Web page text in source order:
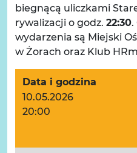
biegnącą uliczkami
rywalizacji o godz. 22:30.
wydarzenia są Miejski
w Żorach oraz Klub
Data i godzina
10.05.2026
20:00